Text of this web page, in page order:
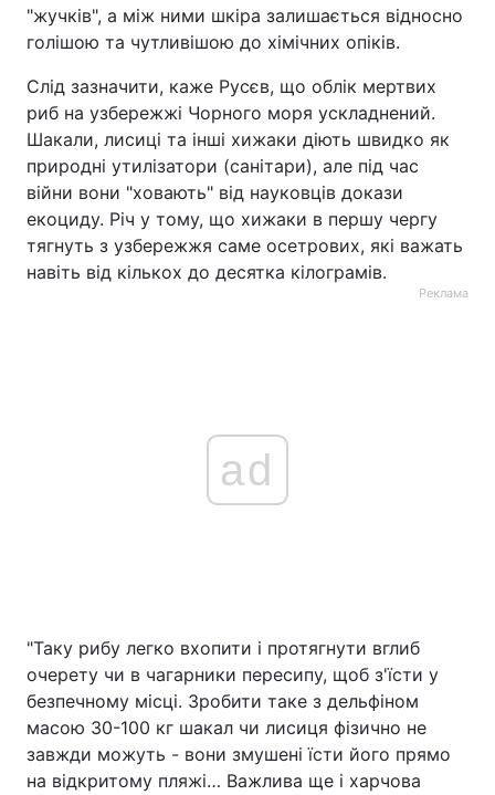
"жучків", а між ними шкіра залишається відносно
голішою та чутливішою до хімічних опіків.
Слід зазначити, каже Русєв, що облік мертвих
риб на узбережжі Чорного моря ускладнений.
Шакали, лисиці та інші хижаки діють швидко як
природні утилізатори (санітари), але під час
війни вони "ховають" від науковців докази
екоциду. Річ у тому, що хижаки в першу чергу
тягнуть з узбережжя саме осетрових, які важать
навіть від кількох до десятка кілограмів.
Реклама
ad
"Таку рибу легко вхопити і протягнути вглиб
очерету чи в чагарники пересипу, щоб з'їсти у
безпечному місці. Зробити таке з дельфіном
масою 30-100 кг шакал чи лисиця фізично не
завжди можуть - вони змушені їсти його прямо
на відкритому пляжі… Важлива ще і харчова